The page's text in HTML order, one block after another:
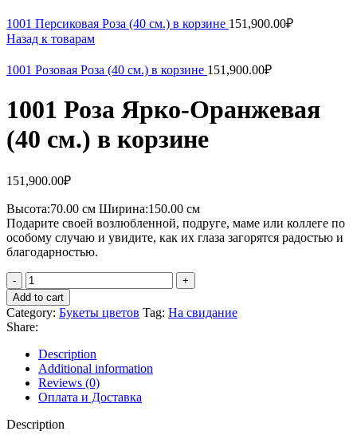
1001 Персиковая Роза (40 см.) в корзине 151,900.00₽
Назад к товарам
1001 Розовая Роза (40 см.) в корзине 151,900.00₽
1001 Роза Ярко-Оранжевая
(40 см.) в корзине
151,900.00₽
Высота:70.00 см Ширина:150.00 см
Подарите своей возлюбленной, подруге, маме или коллеге по
особому случаю и увидите, как их глаза загорятся радостью и
благодарностью.
Add to cart
Category: Букеты цветов Tag: На свидание
Share:
Description
Additional information
Reviews (0)
Оплата и Доставка
Description